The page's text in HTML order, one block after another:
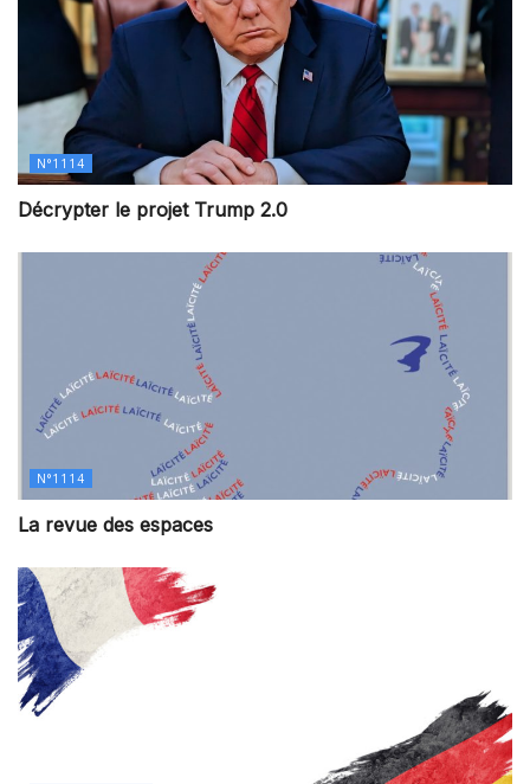
N°1114
Décrypter le projet Trump 2.0
N°1114
La revue des espaces